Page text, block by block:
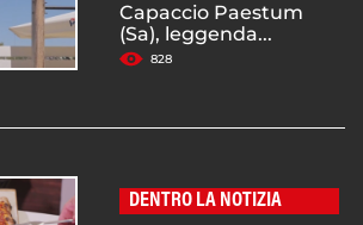
Capaccio Paestum
(Sa), leggenda...
828
DENTRO LA NOTIZIA